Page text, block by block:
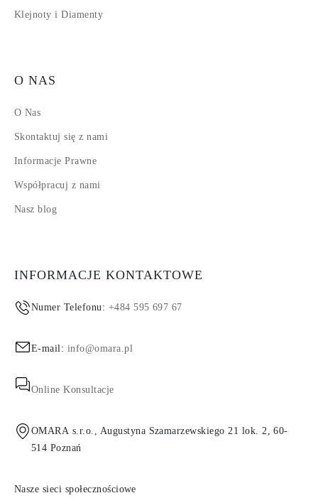
Klejnoty i Diamenty
O NAS
O Nas
Skontaktuj się z nami
Informacje Prawne
Współpracuj z nami
Nasz blog
INFORMACJE KONTAKTOWE
Numer Telefonu: +484 595 697 67
E-mail: info@omara.pl
Online Konsultacje
OMARA s.r.o., Augustyna Szamarzewskiego 21 lok. 2, 60-
514 Poznań
Nasze sieci społecznościowe